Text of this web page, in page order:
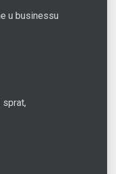
u businessu
sprat,